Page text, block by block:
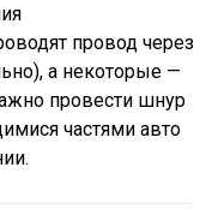
провод через
а некоторые —
провести шнур
частями авто